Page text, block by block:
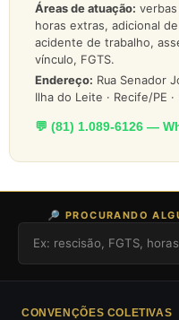
Áreas de atuação:
horas extras, adicional
acidente de trabalho,
vínculo, FGTS.
Endereço: Rua Senador
Ilha do Leite · Recife/PE
💬 (81) 1.089-6126 —
🔎 PROCURANDO
CONVENÇÕES COLETIVAS